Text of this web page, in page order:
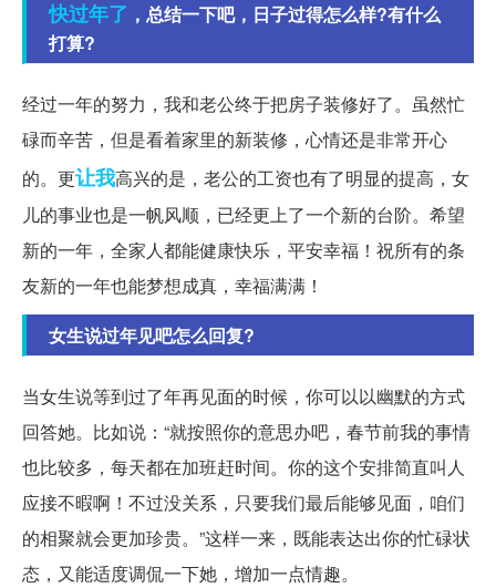
快过年了 ，总结一下吧，日子过得怎么样?有什么
打算?
经过一年的努力，我和老公终于把房子装修好了。虽然忙
碌而辛苦，但是看着家里的新装修，心情还是非常开心
的。更让我高兴的是，老公的工资也有了明显的提高，女
儿的事业也是一帆风顺，已经更上了一个新的台阶。希望
新的一年，全家人都能健康快乐，平安幸福！祝所有的条
友新的一年也能梦想成真，幸福满满！
女生说过年见吧怎么回复?
当女生说等到过了年再见面的时候，你可以以幽默的方式
回答她。比如说：“就按照你的意思办吧，春节前我的事情
也比较多，每天都在加班赶时间。你的这个安排简直叫人
应接不暇啊！不过没关系，只要我们最后能够见面，咱们
的相聚就会更加珍贵。”这样一来，既能表达出你的忙碌状
态，又能适度调侃一下她，增加一点情趣。